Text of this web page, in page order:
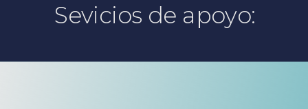
Sevicios de apoyo: